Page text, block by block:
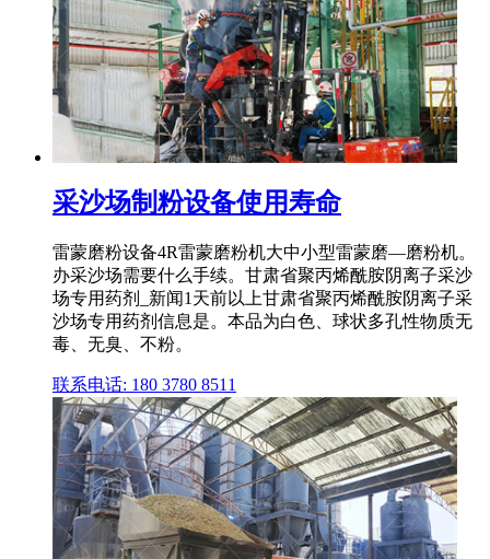
采沙场制粉设备使用寿命
雷蒙磨粉设备4R雷蒙磨粉机大中小型雷蒙磨—磨粉机。
办采沙场需要什么手续。甘肃省聚丙烯酰胺阴离子采沙
场专用药剂_新闻1天前以上甘肃省聚丙烯酰胺阴离子采
沙场专用药剂信息是。本品为白色、球状多孔性物质无
毒、无臭、不粉。
联系电话: 180 3780 8511